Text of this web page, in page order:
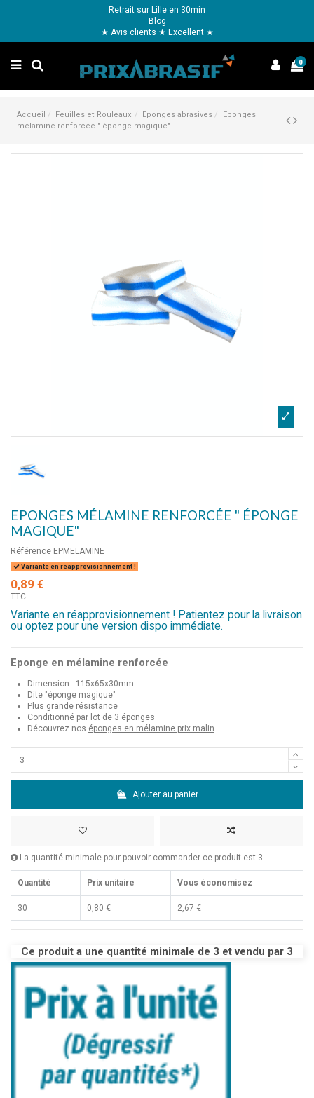
Retrait sur Lille en 30min
Blog
★ Avis clients ★ Excellent ★
0
Accueil Feuilles et Rouleaux Eponges abrasives
Eponges
mélamine renforcée " éponge magique"
EPONGES MÉLAMINE RENFORCÉE " ÉPONGE
MAGIQUE"
Référence EPMELAMINE
Variante en réapprovisionnement !
0,89 €
TTC
Variante en réapprovisionnement ! Patientez pour la livraison
ou optez pour une version dispo immédiate.
Eponge en mélamine renforcée
Dimension : 115x65x30mm
Dite "éponge magique"
Plus grande résistance
Conditionné par lot de 3 éponges
Découvrez nos éponges en mélamine prix malin
Ajouter au panier
La quantité minimale pour pouvoir commander ce produit est 3.
Quantité Prix unitaire Vous économisez
30 0,80 € 2,67 €
Ce produit a une quantité minimale de 3 et vendu par 3